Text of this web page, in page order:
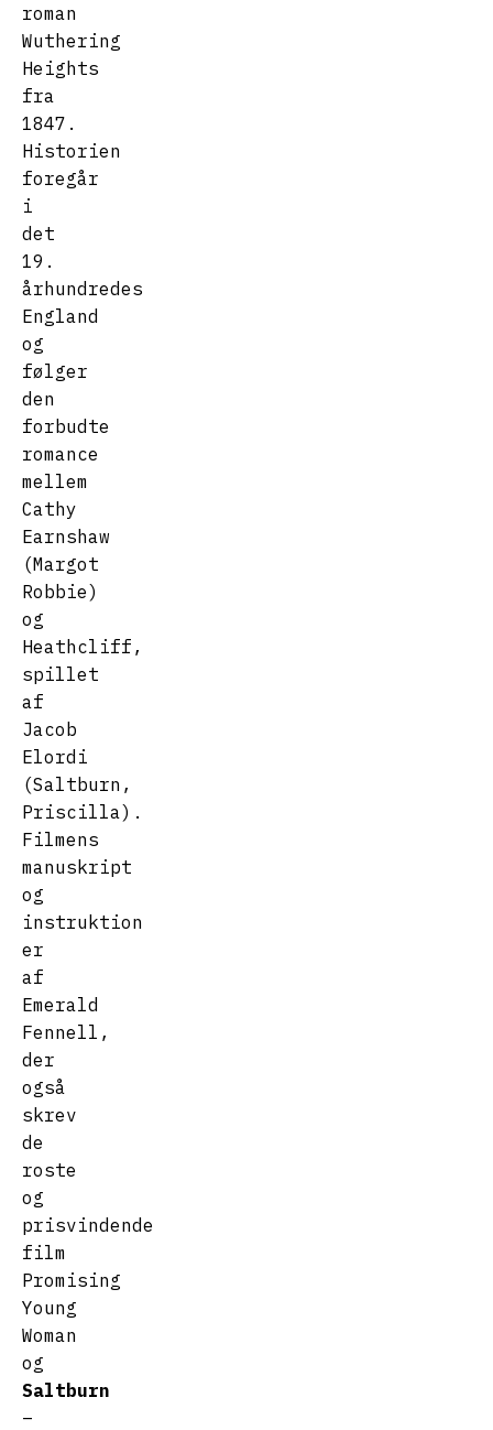
roman
Wuthering
Heights
fra
1847.
Historien
foregår
i
det
19.
århundredes
England
og
følger
den
forbudte
romance
mellem
Cathy
Earnshaw
(Margot
Robbie)
og
Heathcliff,
spillet
af
Jacob
Elordi
(Saltburn,
Priscilla).
Filmens
manuskript
og
instruktion
er
af
Emerald
Fennell,
der
også
skrev
de
roste
og
prisvindende
film
Promising
Young
Woman
og
Saltburn
–